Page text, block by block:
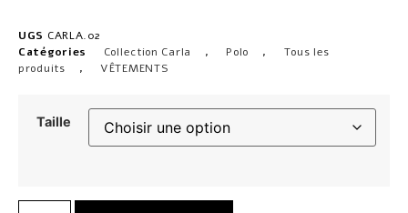
UGS CARLA.02
Catégories
Collection Carla , Polo ,
Tous les
produits
, VÊTEMENTS
Taille